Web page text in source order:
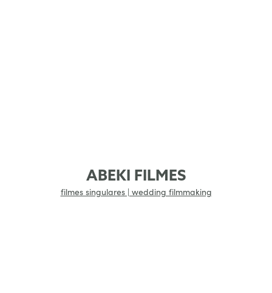
ABEKI FILMES
filmes singulares | wedding filmmaking